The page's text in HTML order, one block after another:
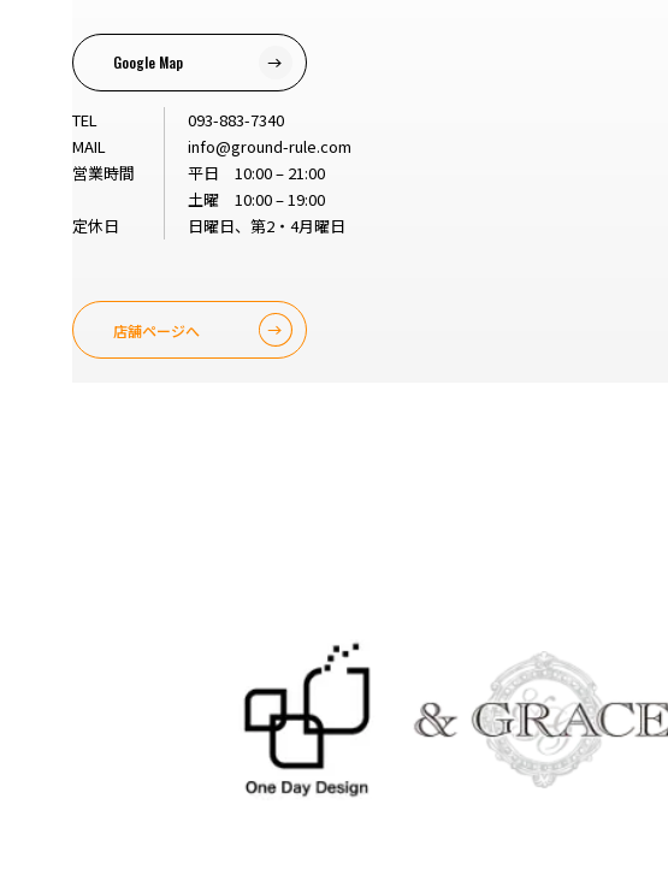
Google Map
TEL
093-883-7340
MAIL
info@ground-rule.com
営業時間
平日 10:00 – 21:00
土曜 10:00 – 19:00
定休日
日曜日、第2・4月曜日
店舗ページへ